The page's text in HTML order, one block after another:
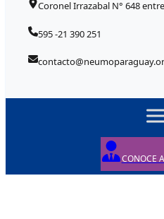
Coronel Irrazabal N° 648
595 -21 390 251
CONOCE